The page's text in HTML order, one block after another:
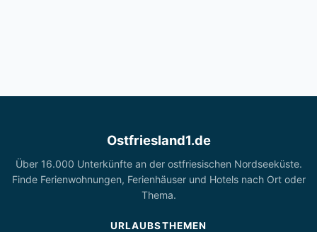
Ostfriesland1.de
Über 16.000 Unterkünfte an der ostfriesischen Nordseeküste.
Finde Ferienwohnungen, Ferienhäuser und Hotels nach Ort oder
Thema.
URLAUBSTHEMEN